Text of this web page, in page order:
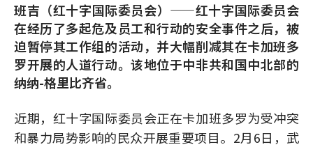
班吉（红十字国际委员会）——红十字国际委员会
在经历了多起危及员工和行动的安全事件之后，被
迫暂停其工作组的活动，并大幅削减其在卡加班多
罗开展的人道行动。该地位于中非共和国中北部的
纳纳-格里比齐省。
近期，红十字国际委员会正在卡加班多罗为受冲突
和暴力局势影响的民众开展重要项目。2月6日，武